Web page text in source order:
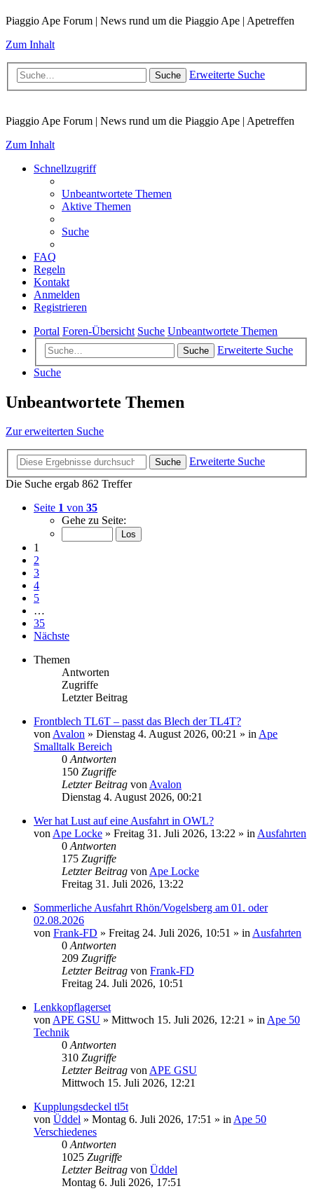
Piaggio Ape Forum | News rund um die Piaggio Ape | Apetreffen
Zum Inhalt
Suche Erweiterte Suche
Piaggio Ape Forum | News rund um die Piaggio Ape | Apetreffen
Zum Inhalt
Schnellzugriff
Unbeantwortete Themen
Aktive Themen
Suche
FAQ
Regeln
Kontakt
Anmelden
Registrieren
Portal Foren-Übersicht Suche Unbeantwortete Themen
Suche
Erweiterte Suche
Suche
Unbeantwortete Themen
Zur erweiterten Suche
Suche
Erweiterte Suche
Die Suche ergab 862 Treffer
Seite 1 von 35
Gehe zu Seite:
1
2
3
4
5
…
35
Nächste
Themen
Antworten
Zugriffe
Letzter Beitrag
Frontblech TL6T – passt das Blech der TL4T?
von Avalon » Dienstag 4. August 2026, 00:21 » in Ape
Smalltalk Bereich
0 Antworten
150 Zugriffe
Letzter Beitrag von Avalon
Dienstag 4. August 2026, 00:21
Wer hat Lust auf eine Ausfahrt in OWL?
von Ape Locke » Freitag 31. Juli 2026, 13:22 » in Ausfahrten
0 Antworten
175 Zugriffe
Letzter Beitrag von Ape Locke
Freitag 31. Juli 2026, 13:22
Sommerliche Ausfahrt Rhön/Vogelsberg am 01. oder
02.08.2026
von Frank-FD » Freitag 24. Juli 2026, 10:51 » in Ausfahrten
0 Antworten
209 Zugriffe
Letzter Beitrag von Frank-FD
Freitag 24. Juli 2026, 10:51
Lenkkopflagerset
von APE GSU » Mittwoch 15. Juli 2026, 12:21 » in Ape 50
Technik
0 Antworten
310 Zugriffe
Letzter Beitrag von APE GSU
Mittwoch 15. Juli 2026, 12:21
Kupplungsdeckel tl5t
von Üddel » Montag 6. Juli 2026, 17:51 » in Ape 50
Verschiedenes
0 Antworten
1025 Zugriffe
Letzter Beitrag von Üddel
Montag 6. Juli 2026, 17:51